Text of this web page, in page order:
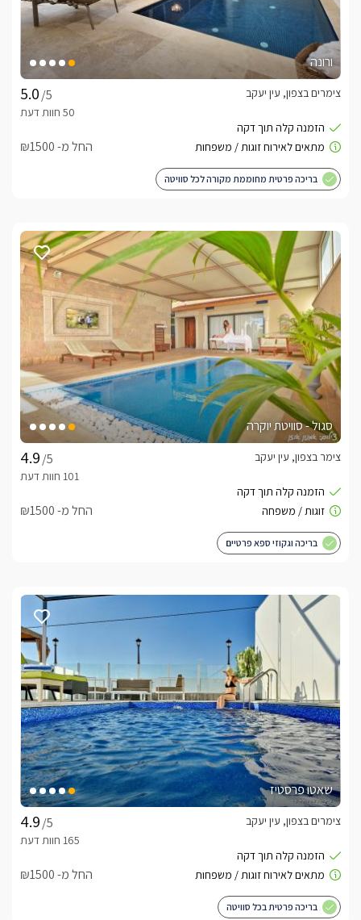
ורונה
/5
צימרים בצפון, עין יעקב
החל מ- ₪1500
בריכה פרטית מחוממת מקורה לכל סוויטה
סגול - סוויטת יוקרה
/5
צימר בצפון, עין יעקב
החל מ- ₪1500
בריכה וגקוזי ספא פרטיים
שאטו פרסטיז
/5
צימרים בצפון, עין יעקב
החל מ- ₪1500
בריכה פרטית בכל סוויטה